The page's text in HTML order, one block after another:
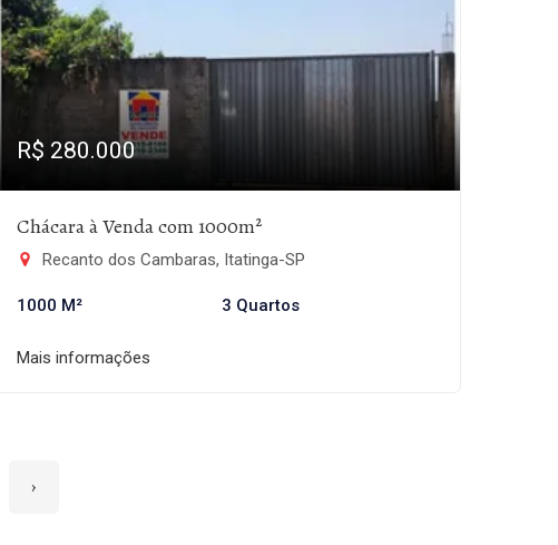
R$ 280.000
Chácara à Venda com 1000m²
Recanto dos Cambaras, Itatinga-SP
1000 M² 3 Quartos
Mais informações
›